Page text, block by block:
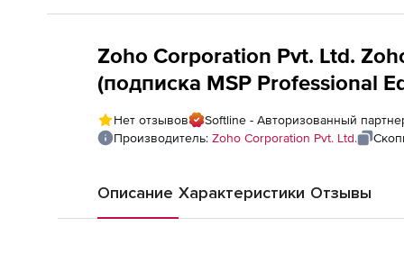
Zoho Corporation Pvt. Ltd.
(подписка MSP Professional
Additional 250 nodes
Нет отзывов
Softline - Авторизованный
Производитель: Zoho Corporation Pvt. Ltd.
Описание Характеристики Отзывы